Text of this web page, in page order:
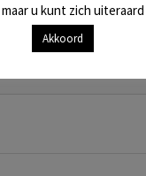
u kunt zich uiteraard
Akkoord